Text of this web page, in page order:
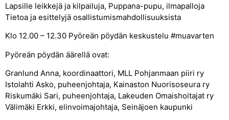
Lapsille leikkejä ja kilpailuja, Puppana-pupu, ilmapalloja
Tietoa ja esittelyjä osallistumismahdollisuuksista
Klo 12.00 – 12.30 Pyöreän pöydän keskustelu #muavarten
Pyöreän pöydän äärellä ovat:
Granlund Anna, koordinaattori, MLL Pohjanmaan piiri ry
Istolahti Asko, puheenjohtaja, Kainaston Nuorisoseura ry
Riskumäki Sari, puheenjohtaja, Lakeuden Omaishoitajat ry
Välimäki Erkki, elinvoimajohtaja, Seinäjoen kaupunki